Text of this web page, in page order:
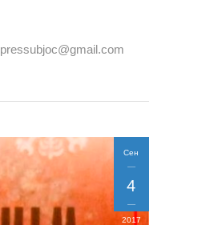
pressubjoc@gmail.com
Сен
4
2017